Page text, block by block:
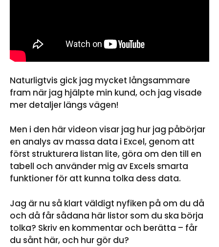
Naturligtvis gick jag mycket långsammare
fram när jag hjälpte min kund, och jag visade
mer detaljer längs vägen!
Men i den här videon visar jag hur jag påbörjar
en analys av massa data i Excel, genom att
först strukturera listan lite, göra om den till en
tabell och använder mig av Excels smarta
funktioner för att kunna tolka dess data.
Jag är nu så klart väldigt nyfiken på om du då
och då får sådana här listor som du ska börja
tolka? Skriv en kommentar och berätta – får
du sånt här, och hur gör du?